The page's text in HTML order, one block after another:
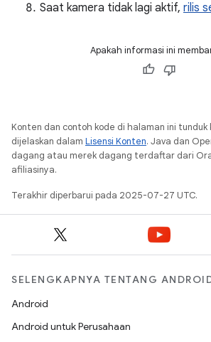
Saat kamera tidak lagi aktif, rilis
Apakah informasi ini
Konten dan contoh kode di halaman ini tunduk
dijelaskan dalam Lisensi Konten. Java dan
dagang atau merek dagang terdaftar dari
afiliasinya.
Terakhir diperbarui pada 2025-07-27 UTC.
SELENGKAPNYA TENTANG
Android
Android untuk Perusahaan